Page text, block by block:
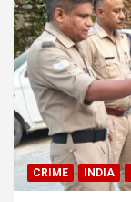
CRIME INDIA